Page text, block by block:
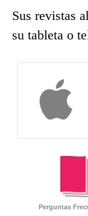
Sus revistas
su tableta o
Perguntas